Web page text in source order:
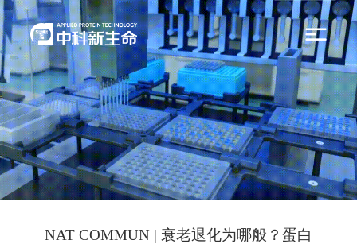
NAT COMMUN | 衰老退化为哪般？蛋白